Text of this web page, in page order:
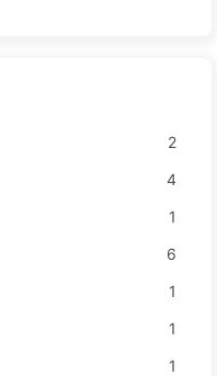
2
4
1
6
1
1
1